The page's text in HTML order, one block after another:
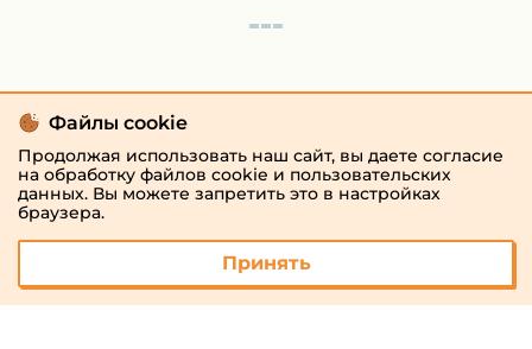
Файлы cookie
Продолжая использовать наш сайт, вы даете согласие
на обработку файлов cookie и пользовательских
данных. Вы можете запретить это в настройках
браузера.
Принять